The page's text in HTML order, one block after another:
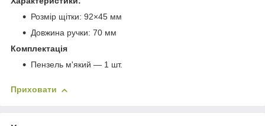
Розмір щітки: 92×45 мм
Довжина ручки: 70 мм
Комплектація
Пензель м'який — 1 шт.
Приховати